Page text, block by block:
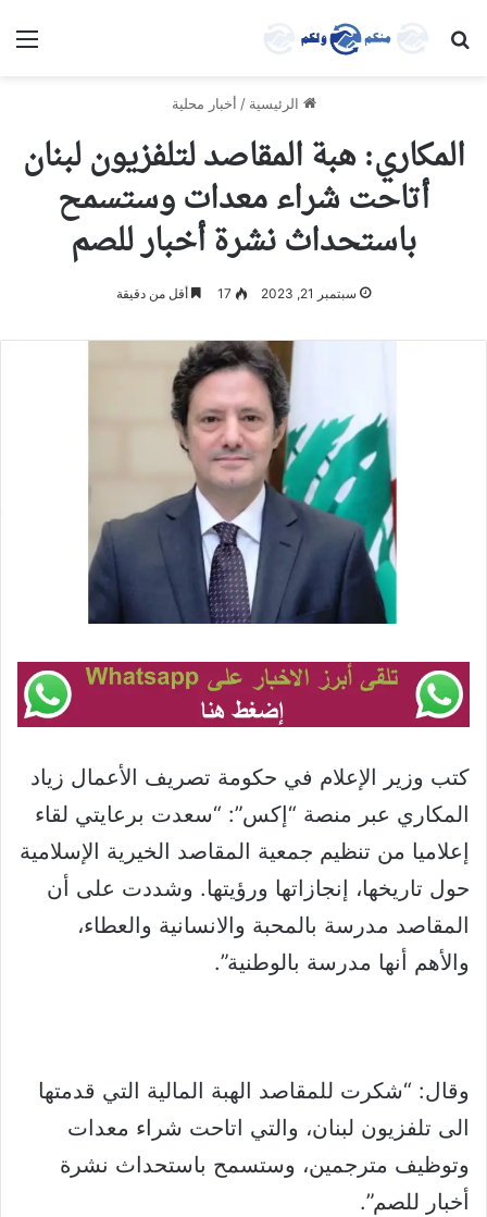
بحث عن
الرئيسية / أخبار محلية
المكاري: هبة المقاصد ل‫تلفزيون لبنان
أتاحت شراء معدات وستسمح
باستحداث نشرة أخبار للصم
سبتمبر 21, 2023 17 أقل من دقيقة
كتب وزير الإعلام في حكومة تصريف الأعمال زياد
المكاري عبر منصة “إكس”: “سعدت برعايتي لقاء
إعلاميا من تنظيم جمعية‫ المقاصد الخيرية الإسلامية
حول تاريخها، إنجازاتها ورؤيتها. وشددت على أن
المقاصد مدرسة بالمحبة والانسانية والعطاء،
والأهم أنها مدرسة بالوطنية”.
وقال: “شكرت للمقاصد الهبة المالية التي قدمتها
الى ‫تلفزيون لبنان، والتي اتاحت شراء معدات
وتوظيف مترجمين، وستسمح باستحداث نشرة
أخبار للصم”.